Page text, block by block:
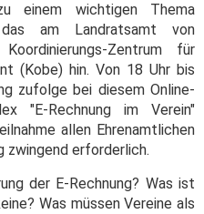
einem wichtigen Thema
am Landratsamt von
Zentrum für
(Kobe) hin. Von 18 Uhr bis
zufolge bei diesem Online-
"E-Rechnung im Verein"
allen Ehrenamtlichen
erforderlich.
der E-Rechnung? Was ist
Was müssen Vereine als